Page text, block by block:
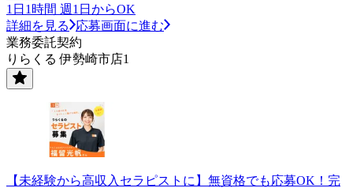
1日1時間 週1日からOK
詳細を見る
応募画面に進む
業務委託契約
りらくる 伊勢崎市店1
【未経験から高収入セラピストに】無資格でも応募OK！完